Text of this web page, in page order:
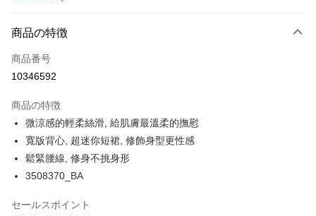
LINE Pay
Apple Pay
Google Pay
PXPay Plus
Plus Pay
説明
商品の特徴
商品番号
10346592
商品の特徴
微涼感的輕柔絲滑, 給肌膚最溫柔的撫慰
寬版背心, 超迷你短裙, 修飾身型更性感
鬆緊腰線, 修身不挑身形
3508370_BA
セールスポイント